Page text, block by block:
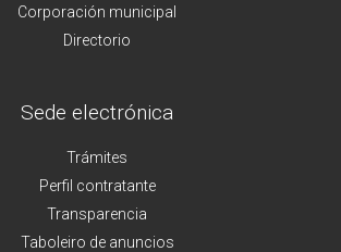
Corporación municipal
Directorio
Sede electrónica
Trámites
Perfil contratante
Transparencia
Taboleiro de anuncios